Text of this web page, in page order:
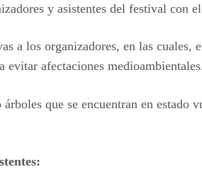
y asistentes del festival
a los organizadores, en las
evitar afectaciones
que se encuentran en